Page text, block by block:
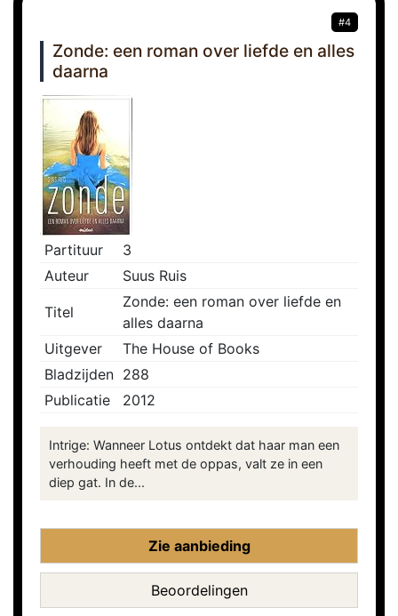
#4
Zonde: een roman over liefde en alles
daarna
Partituur
3
Auteur
Suus Ruis
Titel
Zonde: een roman over liefde en
alles daarna
Uitgever
The House of Books
Bladzijden 288
Publicatie
2012
Intrige: Wanneer Lotus ontdekt dat haar man een
verhouding heeft met de oppas, valt ze in een
diep gat. In de...
Zie aanbieding
Beoordelingen